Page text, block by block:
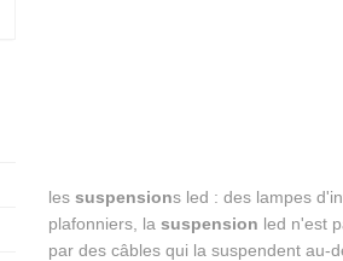
les suspensions led : des lampes
plafonniers, la suspension led n'est
par des câbles qui la suspendent au-